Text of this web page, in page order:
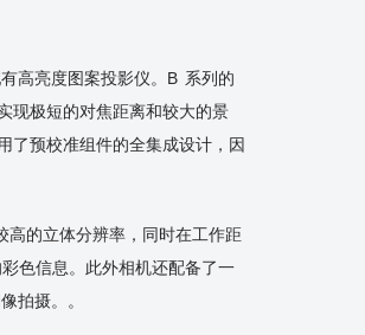
高亮度图案投影仪。B 系列的
现极短的对焦距离和较大的景
了预校准组件的全集成设计，因
的立体分辨率，同时在工作距
色信息。此外相机还配备了一
拍摄。。